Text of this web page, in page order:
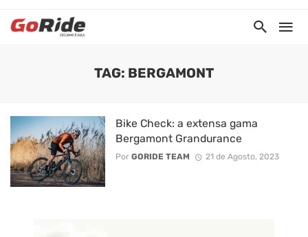
TAG: BERGAMONT
Bike Check: a extensa gama
Bergamont Grandurance
Por GORIDE TEAM 21 de Agosto, 2023